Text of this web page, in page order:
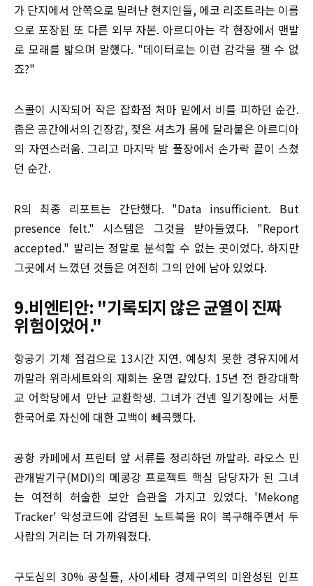
가 단지에서 안쪽으로 밀려난 현지인들, 에코 리조트라는 이름
으로 포장된 또 다른 외부 자본. 아르디아는 각 현장에서 맨발
로 모래를 밟으며 말했다. "데이터로는 이런 감각을 잴 수 없
죠?"
스콜이 시작되어 작은 잡화점 처마 밑에서 비를 피하던 순간.
좁은 공간에서의 긴장감, 젖은 셔츠가 몸에 달라붙은 아르디아
의 자연스러움. 그리고 마지막 밤 풀장에서 손가락 끝이 스쳤
던 순간.
R의 최종 리포트는 간단했다. "Data insufficient. But
presence felt." 시스템은 그것을 받아들였다. "Report
accepted." 발리는 정말로 분석할 수 없는 곳이었다. 하지만
그곳에서 느꼈던 것들은 여전히 그의 안에 남아 있었다.
9.비엔티안: "기록되지 않은 균열이 진짜
위험이었어."
항공기 기체 점검으로 13시간 지연. 예상치 못한 경유지에서
까말라 위라세트와의 재회는 운명 같았다. 15년 전 한강대학
교 어학당에서 만난 교환학생. 그녀가 건넨 일기장에는 서툰
한국어로 자신에 대한 고백이 빼곡했다.
공항 카페에서 프린터 앞 서류를 정리하던 까말라. 라오스 민
관개발기구(MDI)의 메콩강 프로젝트 핵심 담당자가 된 그녀
는 여전히 허술한 보안 습관을 가지고 있었다. 'Mekong
Tracker' 악성코드에 감염된 노트북을 R이 복구해주면서 두
사람의 거리는 더 가까워졌다.
구도심의 30% 공실률, 사이세타 경제구역의 미완성된 인프